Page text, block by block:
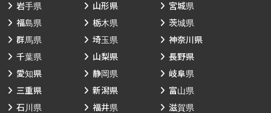
岩手県
山形県
宮城県
福島県
栃木県
茨城県
群馬県
埼玉県
神奈川県
千葉県
山梨県
長野県
愛知県
静岡県
岐阜県
三重県
新潟県
富山県
石川県
福井県
滋賀県